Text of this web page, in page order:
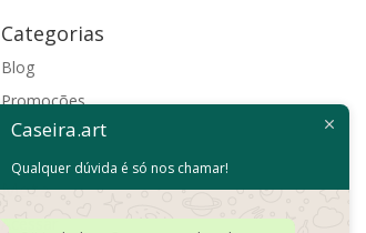
Categorias
Blog
Promoções
Sem categoria
Meta
Acessar
Caseira.art
Qualquer dúvida é só nos chamar!